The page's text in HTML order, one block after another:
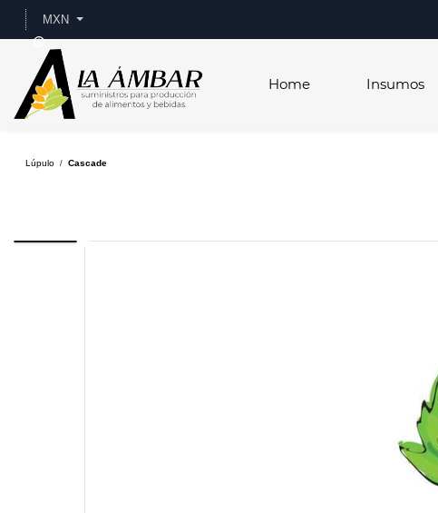
Skip to
main
MXN
Home Insumos
Lúpulo / Cascade